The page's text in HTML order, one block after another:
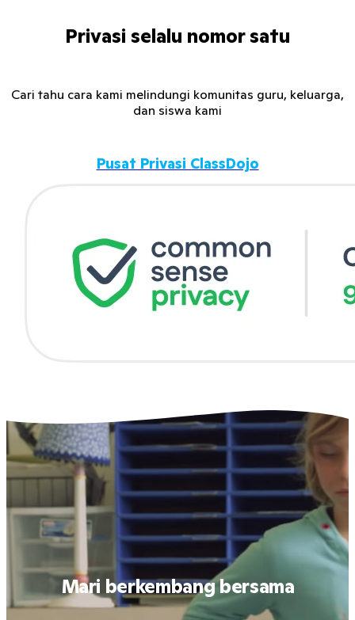
Privasi selalu nomor satu
Cari tahu cara kami melindungi komunitas guru, keluarga,
dan siswa kami
Pusat Privasi ClassDojo
Mari berkembang bersama